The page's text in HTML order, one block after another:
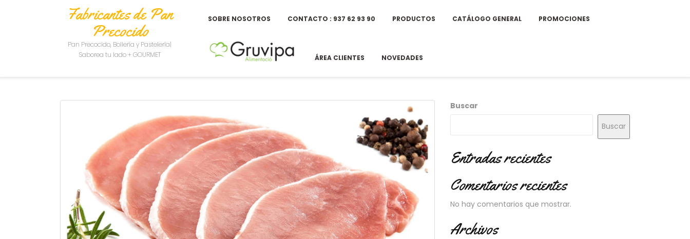
Fabricantes de Pan
Precocido
Pan Precocido, Bollería y Pastelería|
Saborea tu lado + GOURMET
SOBRE NOSOTROS CONTACTO : 937 62 93 90 PRODUCTOS CATÁLOGO GENERAL PROMOCIONES
ÁREA CLIENTES NOVEDADES
Buscar
Buscar
Entradas recientes
Comentarios recientes
No hay comentarios que mostrar.
Archivos